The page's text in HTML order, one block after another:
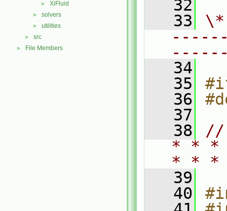
► XiFluid
► solvers
► utilities
► src
► File Members
   32
   33
   34
   35
   36
   37
   38
//
* * *
* *
   39
   40